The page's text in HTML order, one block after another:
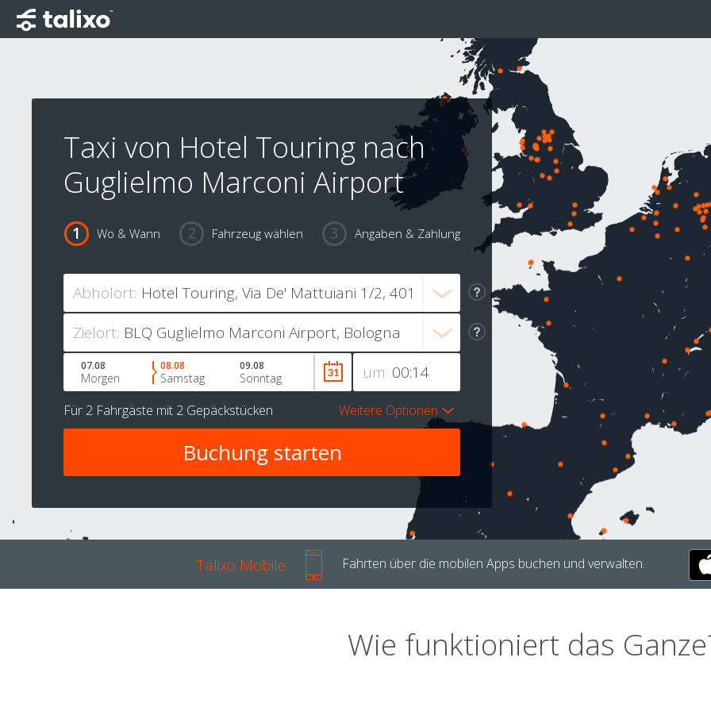
Taxi von Hotel Touring nach
Guglielmo Marconi Airport
Wo & Wann Fahrzeug wählen Angaben & Zahlung
Abholort:
Zielort:
um
07.08
Morgen
08.08
Samstag
09.08
Sonntag
Für 2 Fahrgäste mit 2 Gepäckstücken Weitere Optionen
Talixo Mobile Fahrten über die mobilen Apps buchen und verwalten.
Wie funktioniert das